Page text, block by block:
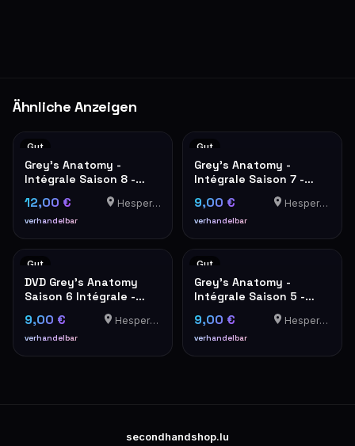
Ähnliche Anzeigen
Gut
Grey's Anatomy -
Intégrale Saison 8 -
Coffret DVD 6 Disques
12,00 €
verhandelbar
Hesperange
Gut
Grey's Anatomy -
Intégrale Saison 7 -
9,00 €
verhandelbar
Hesperange
Gut
DVD Grey's Anatomy
Saison 6 Intégrale -
Coffret 6 Disques
9,00 €
verhandelbar
Hesperange
Gut
Grey's Anatomy -
Intégrale Saison 5 -
Coffret DVD 7 disques
9,00 €
verhandelbar
Hesperange
secondhandshop.lu